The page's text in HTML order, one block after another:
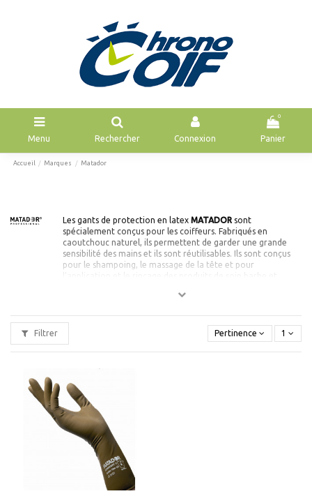
Menu Rechercher Connexion
0
Panier
Accueil Marques Matador
Les gants de protection en latex MATADORsont
spécialement conçus pour les coiffeurs. Fabriqués en
caoutchouc naturel, ils permettent de garder une grande
sensibilité des mains et ils sont réutilisables. Ils sont conçus
pour le shampoing, le massage de la tête et pour
tailles permet à tous les coiffeurs et barbiers professionnels
de les utiliser, les droitiers comme les gauchers.
Les gants de coiffure
sont faciles à laver, passent
intérieur est lisse et non poudré pour réduire les
revers pour protéger les vêtements.
Filtrer Pertinence 1